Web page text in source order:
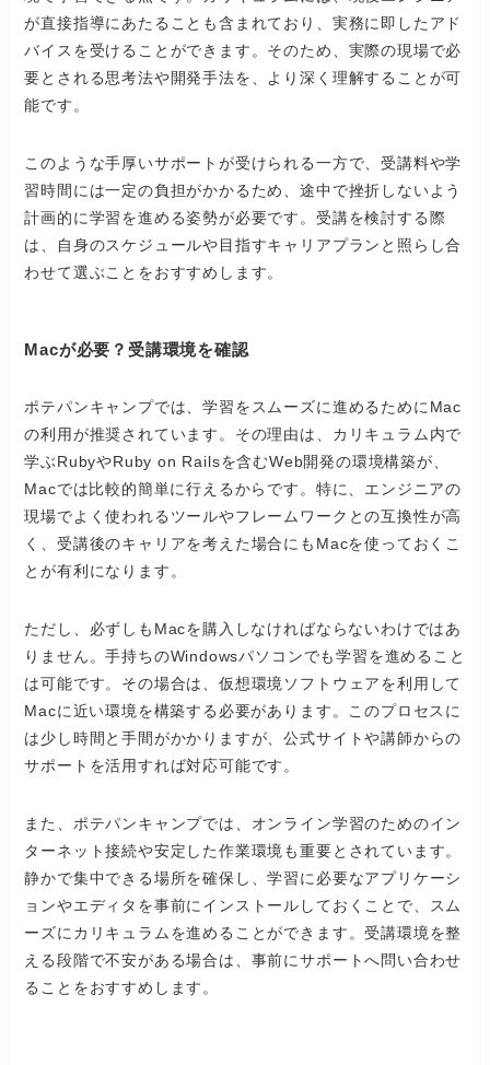
が直接指導にあたることも含まれており、実務に即したアド
バイスを受けることができます。そのため、実際の現場で必
要とされる思考法や開発手法を、より深く理解することが可
能です。
このような手厚いサポートが受けられる一方で、受講料や学
習時間には一定の負担がかかるため、途中で挫折しないよう
計画的に学習を進める姿勢が必要です。受講を検討する際
は、自身のスケジュールや目指すキャリアプランと照らし合
わせて選ぶことをおすすめします。
Macが必要？受講環境を確認
ポテパンキャンプでは、学習をスムーズに進めるためにMac
の利用が推奨されています。その理由は、カリキュラム内で
学ぶRubyやRuby on Railsを含むWeb開発の環境構築が、
Macでは比較的簡単に行えるからです。特に、エンジニアの
現場でよく使われるツールやフレームワークとの互換性が高
く、受講後のキャリアを考えた場合にもMacを使っておくこ
とが有利になります。
ただし、必ずしもMacを購入しなければならないわけではあ
りません。手持ちのWindowsパソコンでも学習を進めること
は可能です。その場合は、仮想環境ソフトウェアを利用して
Macに近い環境を構築する必要があります。このプロセスに
は少し時間と手間がかかりますが、公式サイトや講師からの
サポートを活用すれば対応可能です。
また、ポテパンキャンプでは、オンライン学習のためのイン
ターネット接続や安定した作業環境も重要とされています。
静かで集中できる場所を確保し、学習に必要なアプリケーシ
ョンやエディタを事前にインストールしておくことで、スム
ーズにカリキュラムを進めることができます。受講環境を整
える段階で不安がある場合は、事前にサポートへ問い合わせ
ることをおすすめします。